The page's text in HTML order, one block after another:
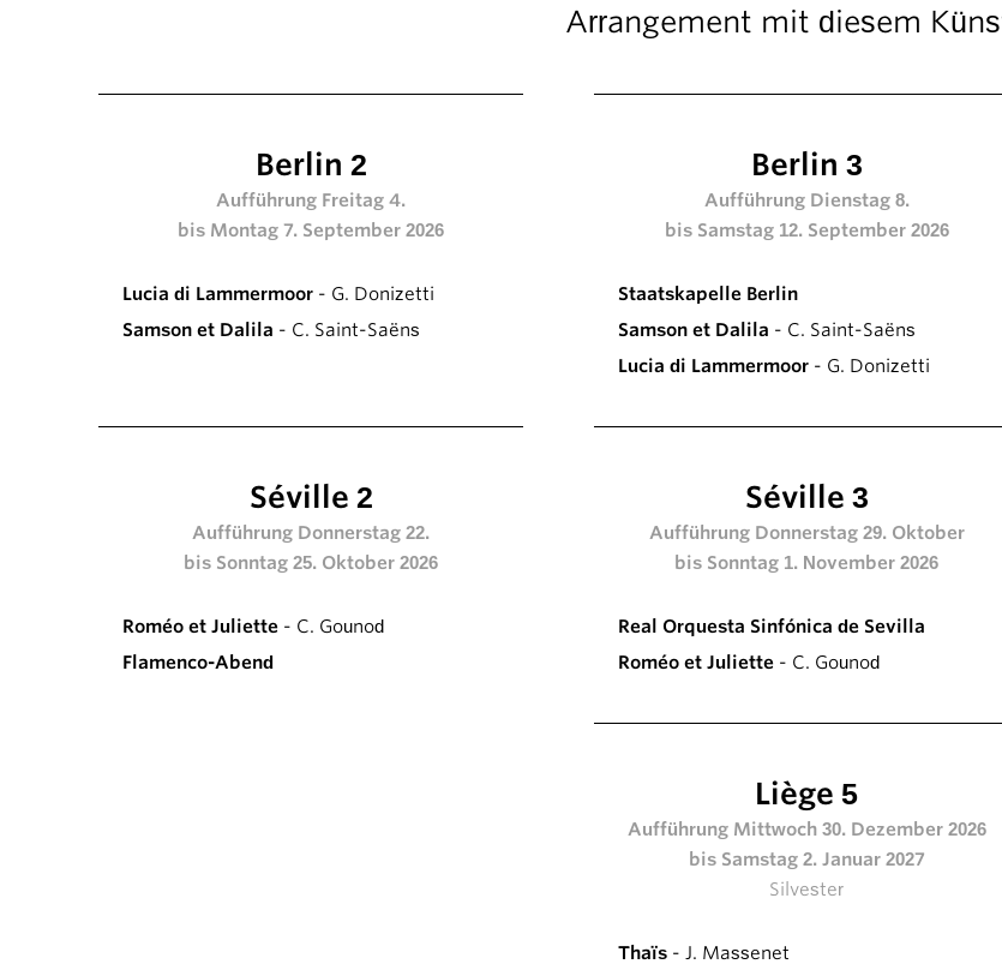
Arrangement mit diesem
Berlin 2
Aufführung Freitag 4.
bis Montag 7. September 2026
Lucia di Lammermoor - G. Donizetti
Samson et Dalila - C. Saint-Saëns
Berlin 3
Aufführung Dienstag 8.
bis Samstag 12. September 2026
Staatskapelle Berlin
Samson et Dalila - C. Saint-Saëns
Lucia di Lammermoor - G. Donizetti
Séville 2
Aufführung Donnerstag 22.
bis Sonntag 25. Oktober 2026
Roméo et Juliette - C. Gounod
Flamenco-Abend
Séville 3
Aufführung Donnerstag 29. Oktober
bis Sonntag 1. November 2026
Real Orquesta Sinfónica de Sevilla
Roméo et Juliette - C. Gounod
Liège 5
Aufführung Mittwoch 30. Dezember 2026
bis Samstag 2. Januar 2027
Silvester
Thaïs - J. Massenet